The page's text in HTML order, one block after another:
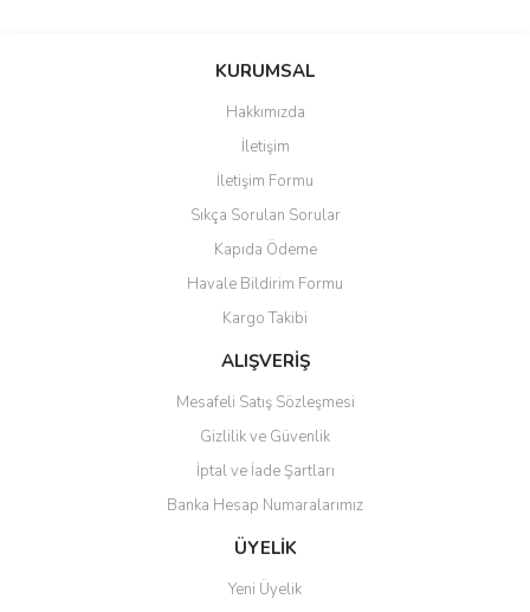
Bu ürüne ilk yorumu siz yapın!
Yorum Yaz
Ürün resmi kalitesiz, bozuk veya görüntülenemiyor.
Ürün açıklamasında eksik bilgiler bulunuyor.
Ürün bilgilerinde hatalar bulunuyor.
Ürün fiyatı diğer sitelerden daha pahalı.
Bu ürüne benzer farklı alternatifler olmalı.
Gönder
KURUMSAL
Hakkımızda
İletişim
İletişim Formu
Sıkça Sorulan Sorular
Kapıda Ödeme
Havale Bildirim Formu
Kargo Takibi
ALIŞVERİŞ
Mesafeli Satış Sözleşmesi
Gizlilik ve Güvenlik
İptal ve İade Şartları
Banka Hesap Numaralarımız
ÜYELİK
Yeni Üyelik